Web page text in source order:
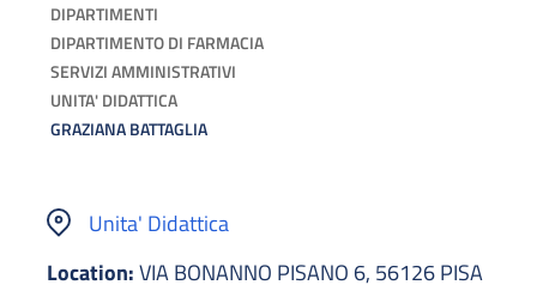
DIPARTIMENTI
DIPARTIMENTO DI FARMACIA
SERVIZI AMMINISTRATIVI
UNITA' DIDATTICA
GRAZIANA BATTAGLIA
Unita' Didattica
Location:VIA BONANNO PISANO 6, 56126 PISA